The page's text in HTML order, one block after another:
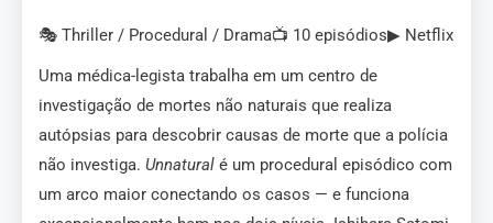
🎭 Thriller / Procedural / Drama📺 10 episódios▶ Netflix
Uma médica-legista trabalha em um centro de
investigação de mortes não naturais que realiza
autópsias para descobrir causas de morte que a polícia
não investiga. Unnatural é um procedural episódico com
um arco maior conectando os casos — e funciona